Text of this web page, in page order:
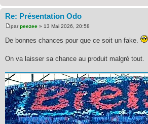
Re: Présentation Odo
parpeezee » 13 Mai 2026, 20:58
De bonnes chances pour que ce soit un fake.
On va laisser sa chance au produit malgré tout.